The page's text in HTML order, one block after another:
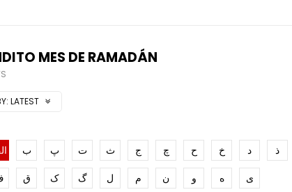
MES DE RAMADÁN
LATEST
ب پ ت ث ج چ ح خ د ذ
ق ک گ ل م ن و ه ی